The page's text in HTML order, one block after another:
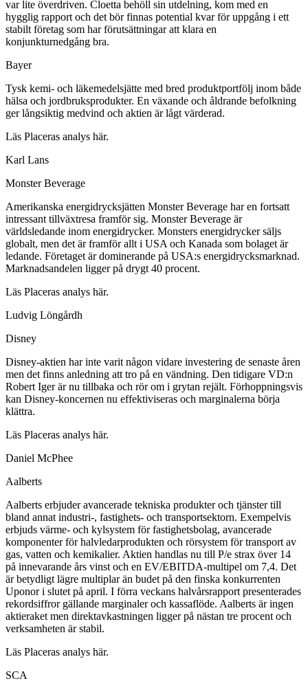
var lite överdriven. Cloetta behöll sin utdelning, kom med en
hygglig rapport och det bör finnas potential kvar för uppgång i ett
stabilt företag som har förutsättningar att klara en
konjunkturnedgång bra.
Bayer
Tysk kemi- och läkemedelsjätte med bred produktportfölj inom både
hälsa och jordbruksprodukter. En växande och åldrande befolkning
ger långsiktig medvind och aktien är lågt värderad.
Läs Placeras analys här.
Karl Lans
Monster Beverage
Amerikanska energidrycksjätten Monster Beverage har en fortsatt
intressant tillväxtresa framför sig. Monster Beverage är
världsledande inom energidrycker. Monsters energidrycker säljs
globalt, men det är framför allt i USA och Kanada som bolaget är
ledande. Företaget är dominerande på USA:s energidrycksmarknad.
Marknadsandelen ligger på drygt 40 procent.
Läs Placeras analys här.
Ludvig Löngårdh
Disney
Disney-aktien har inte varit någon vidare investering de senaste åren
men det finns anledning att tro på en vändning. Den tidigare VD:n
Robert Iger är nu tillbaka och rör om i grytan rejält. Förhoppningsvis
kan Disney-koncernen nu effektiviseras och marginalerna börja
klättra.
Läs Placeras analys här.
Daniel McPhee
Aalberts
Aalberts erbjuder avancerade tekniska produkter och tjänster till
bland annat industri-, fastighets- och transportsektorn. Exempelvis
erbjuds värme- och kylsystem för fastighetsbolag, avancerade
komponenter för halvledarprodukten och rörsystem för transport av
gas, vatten och kemikalier. Aktien handlas nu till P/e strax över 14
på innevarande års vinst och en EV/EBITDA-multipel om 7,4. Det
är betydligt lägre multiplar än budet på den finska konkurrenten
Uponor i slutet på april. I förra veckans halvårsrapport presenterades
rekordsiffror gällande marginaler och kassaflöde. Aalberts är ingen
aktieraket men direktavkastningen ligger på nästan tre procent och
verksamheten är stabil.
Läs Placeras analys här.
SCA